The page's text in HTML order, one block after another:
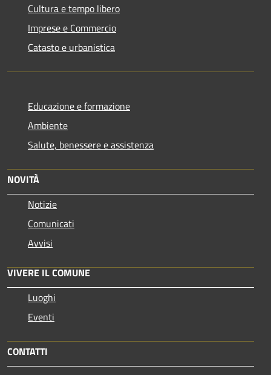
Cultura e tempo libero
Imprese e Commercio
Catasto e urbanistica
Educazione e formazione
Ambiente
Salute, benessere e assistenza
NOVITÀ
Notizie
Comunicati
Avvisi
VIVERE IL COMUNE
Luoghi
Eventi
CONTATTI